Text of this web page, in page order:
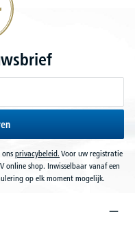
privacybeleid. Voor uw registratie
online shop. Inwisselbaar vanaf een
op elk moment mogelijk.